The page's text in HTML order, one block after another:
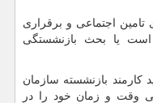
اجتماعی و برقراری
یا بحث بازنشستگی
کارمند بازنشسته سازمان
وقت و زمان خود را در